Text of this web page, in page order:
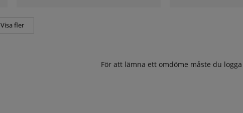
Visa fler
För att lämna ett omdöme måste du